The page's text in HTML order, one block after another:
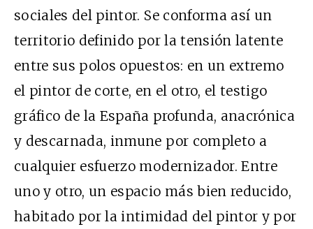
sociales del pintor. Se conforma así un
territorio definido por la tensión latente
entre sus polos opuestos: en un extremo
el pintor de corte, en el otro, el testigo
gráfico de la España profunda, anacrónica
y descarnada, inmune por completo a
cualquier esfuerzo modernizador. Entre
uno y otro, un espacio más bien reducido,
habitado por la intimidad del pintor y por